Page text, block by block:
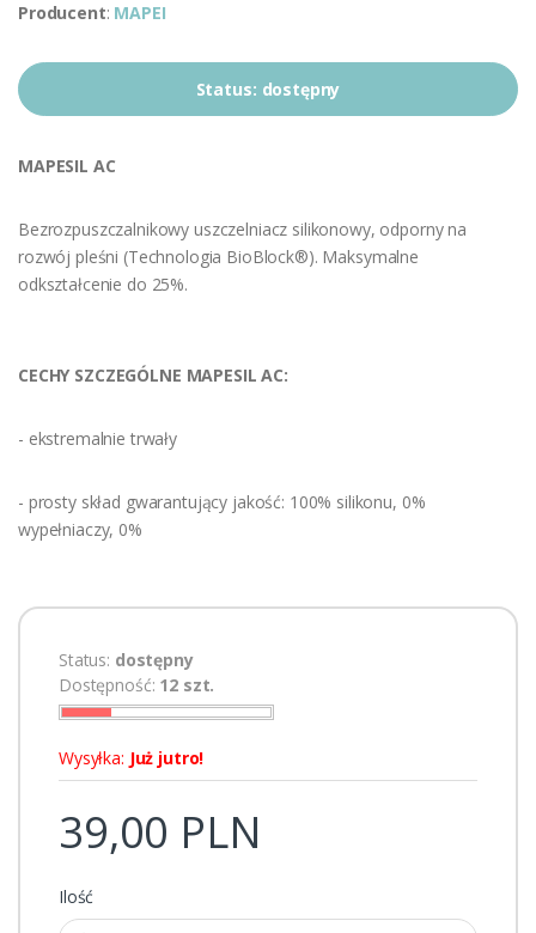
Producent: MAPEI
Status: dostępny
MAPESIL AC
Bezrozpuszczalnikowy uszczelniacz silikonowy, odporny na
rozwój pleśni (Technologia BioBlock®). Maksymalne
odkształcenie do 25%.
CECHY SZCZEGÓLNE MAPESIL AC:
- ekstremalnie trwały
- prosty skład gwarantujący jakość: 100% silikonu, 0%
wypełniaczy, 0%
Status: dostępny
Dostępność: 12 szt.
Wysyłka: Już jutro!
39,00 PLN
Ilość